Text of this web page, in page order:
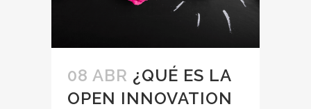
08 ABR ¿QUÉ ES LA
OPEN INNOVATION